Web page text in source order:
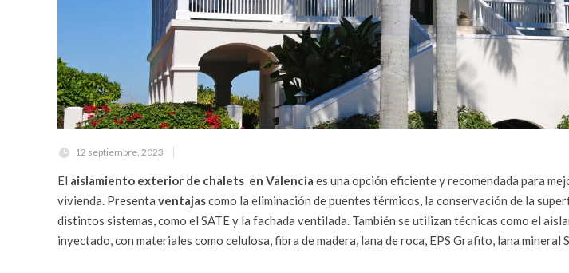
12 septiembre, 2023
El aislamiento exterior de chalets en Valencia es una opción eficiente y recomendada para
vivienda. Presenta ventajascomo la eliminación de puentes térmicos, la conservación de la
distintos sistemas, como el SATE y la fachada ventilada. También se utilizan técnicas como el
inyectado, con materiales como celulosa, fibra de madera, lana de roca, EPS Grafito, lana mineral